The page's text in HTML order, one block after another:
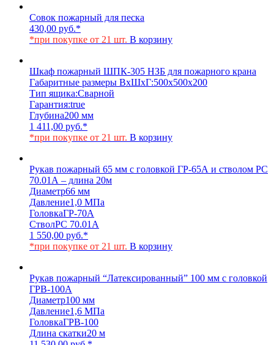
Совок пожарный для песка
430,00 руб.*
*при покупке от 21 шт. В корзину
Шкаф пожарный ШПК-305 НЗБ для пожарного крана
Габаритные размеры ВхШхГ:500х500х200
Тип ящика:Сварной
Гарантия:true
Глубина200 мм
1 411,00 руб.*
*при покупке от 21 шт. В корзину
Рукав пожарный 65 мм с головкой ГР-65А и стволом РС
70.01А – длина 20м
Диаметр66 мм
Давление1,0 МПа
ГоловкаГР-70А
СтволРС 70.01А
1 550,00 руб.*
*при покупке от 21 шт. В корзину
Рукав пожарный “Латексированный” 100 мм с головкой
ГРВ-100А
Диаметр100 мм
Давление1,6 МПа
ГоловкаГРВ-100
Длина скатки20 м